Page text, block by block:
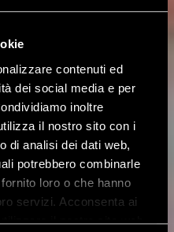
contenuti ed
dei social media e per
inoltre
il nostro sito con i
di analisi dei dati web,
potrebbero combinarle
loro o che hanno
servizi. Acconsenta ai
il nostro sito web.